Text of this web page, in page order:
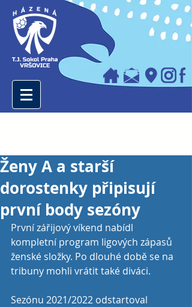
Ženy A a starší
dorostenky připisují
první body sezóny
První zářijový víkend nabídl
kompletní program ligových zápasů
ženské složky. Po dlouhé době se na
tribuny mohli vrátit také diváci.
Sezónu 2021/2022 odstartoval